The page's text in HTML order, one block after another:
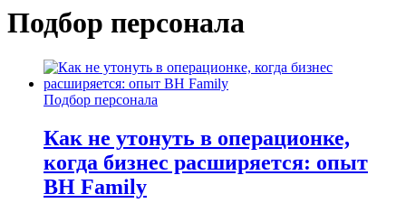
Подбор персонала
Подбор персонала
Как не утонуть в операционке,
когда бизнес расширяется: опыт
BH Family